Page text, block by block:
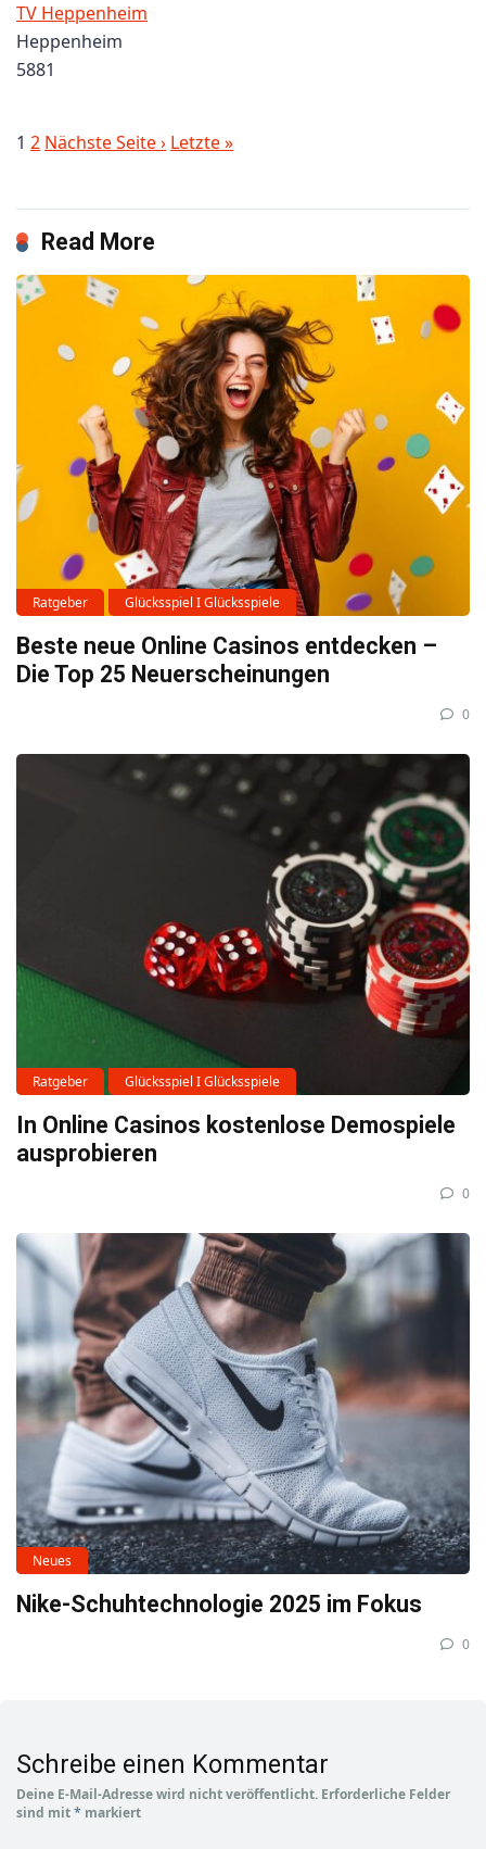
TV Heppenheim
Heppenheim
5881
1 2 Nächste Seite › Letzte »
Read More
Ratgeber Glücksspiel I Glücksspiele
Beste neue Online Casinos entdecken –
Die Top 25 Neuerscheinungen
0
Ratgeber Glücksspiel I Glücksspiele
In Online Casinos kostenlose Demospiele
ausprobieren
0
Neues
Nike-Schuhtechnologie 2025 im Fokus
0
Schreibe einen Kommentar
Deine E-Mail-Adresse wird nicht veröffentlicht. Erforderliche Felder
sind mit* markiert